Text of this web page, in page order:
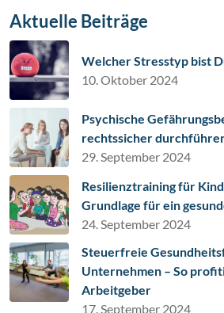
Aktuelle Beiträge
Welcher Stresstyp bist
10. Oktober 2024
Psychische
rechtssicher
29. September 2024
Resilienztraining für
Grundlage für ein
24. September 2024
Steuerfreie
Unternehmen – So
Arbeitgeber
17. September 2024